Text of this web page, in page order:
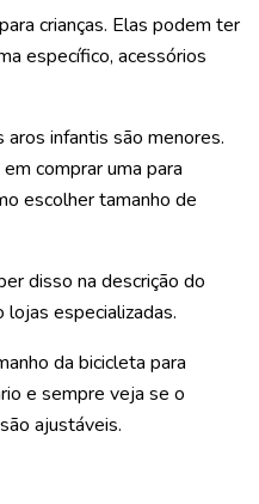
crianças. Elas podem ter
específico, acessórios
aros infantis são menores.
comprar uma para
escolher tamanho de
disso na descrição do
especializadas.
da bicicleta para
e sempre veja se o
ajustáveis.